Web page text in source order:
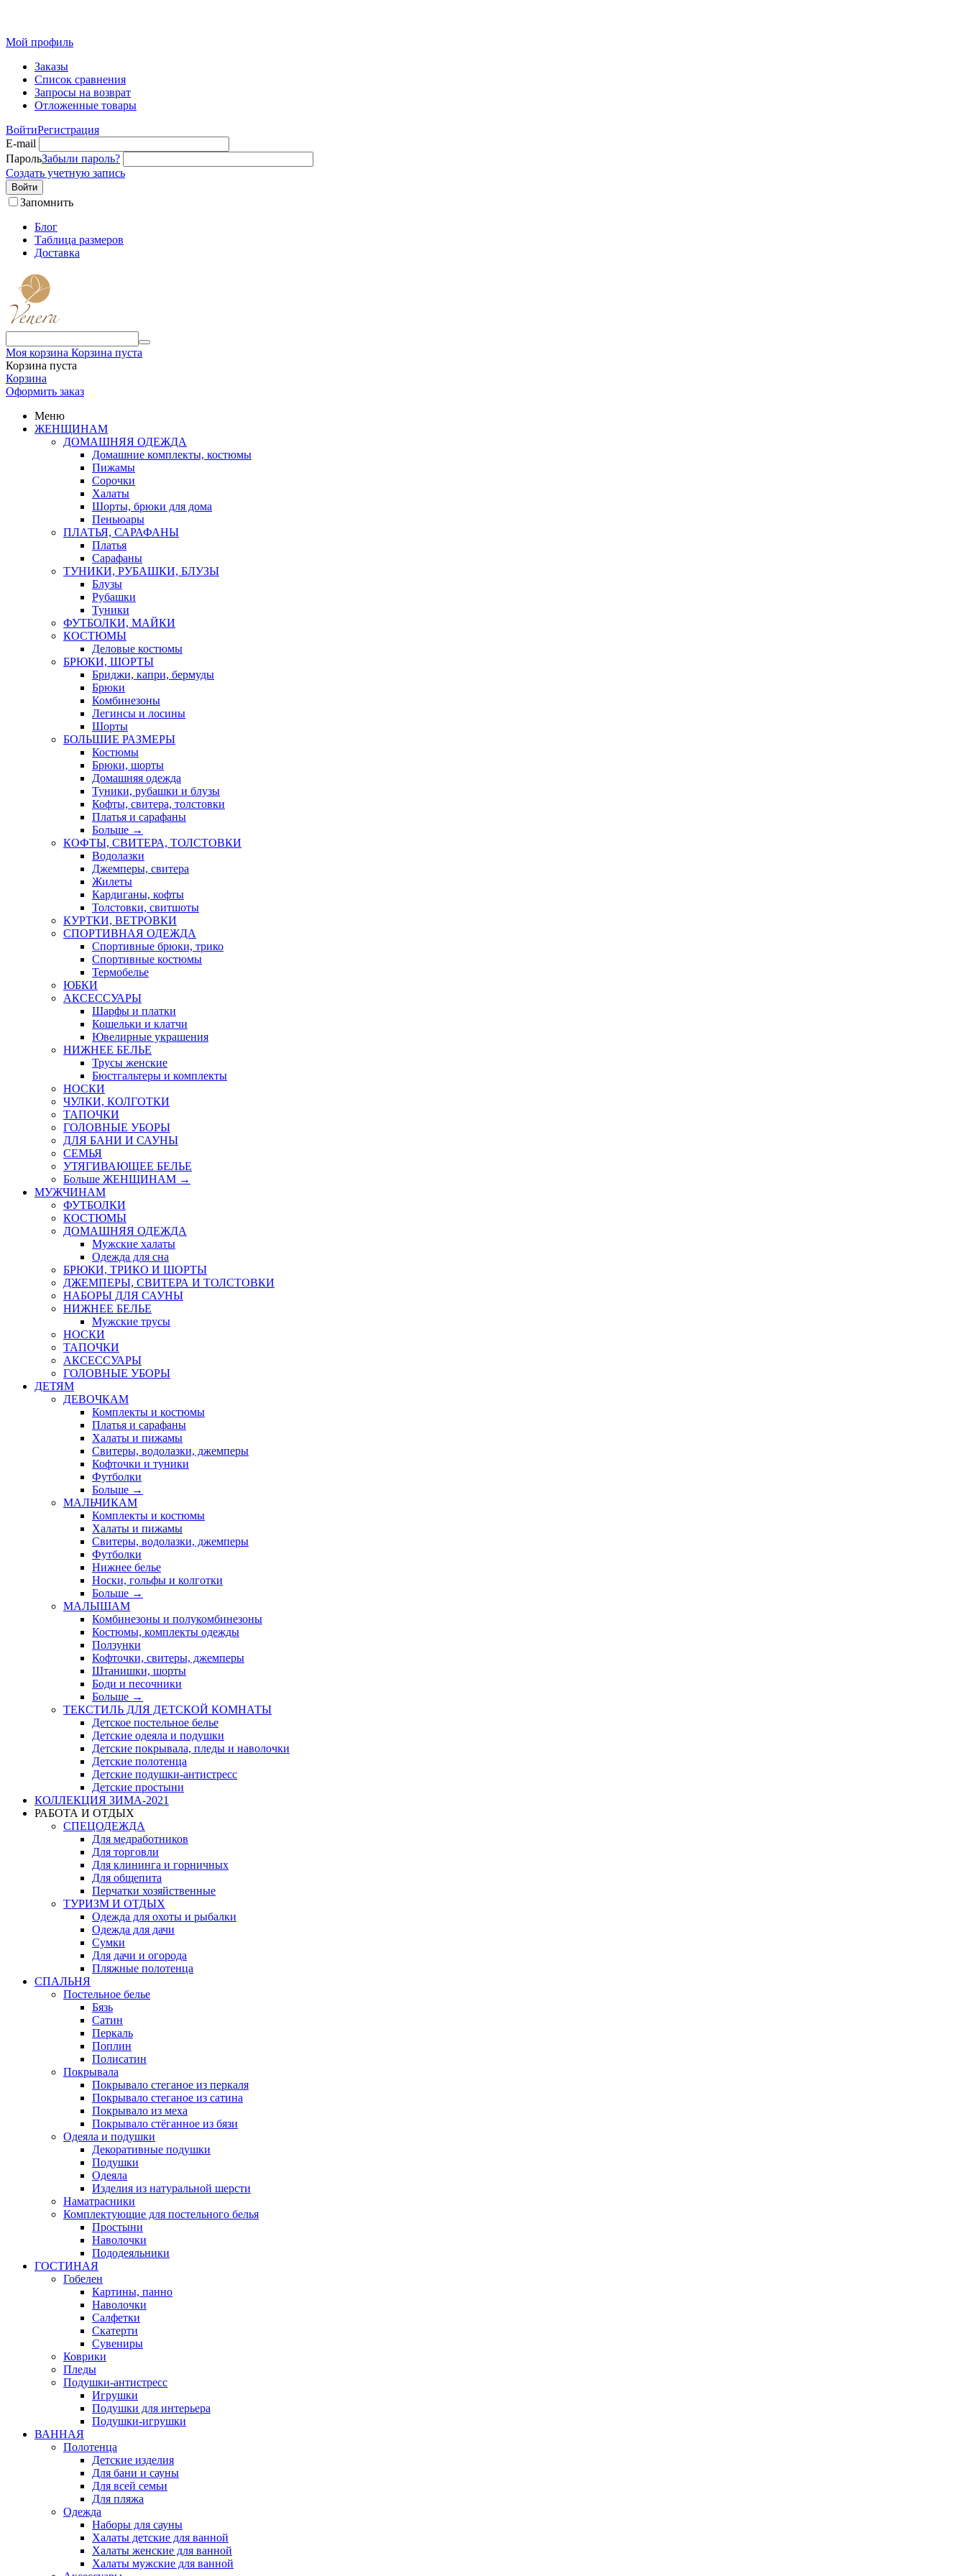
Мой профиль
Заказы
Список сравнения
Запросы на возврат
Отложенные товары
ВойтиРегистрация
E-mail
ПарольЗабыли пароль?
Создать учетную запись
Войти
Запомнить
Блог
Таблица размеров
Доставка
Моя корзина Корзина пуста
Корзина пуста
Корзина
Оформить заказ
Меню
ЖЕНЩИНАМ
ДОМАШНЯЯ ОДЕЖДА
Домашние комплекты, костюмы
Пижамы
Сорочки
Халаты
Шорты, брюки для дома
Пеньюары
ПЛАТЬЯ, САРАФАНЫ
Платья
Сарафаны
ТУНИКИ, РУБАШКИ, БЛУЗЫ
Блузы
Рубашки
Туники
ФУТБОЛКИ, МАЙКИ
КОСТЮМЫ
Деловые костюмы
БРЮКИ, ШОРТЫ
Бриджи, капри, бермуды
Брюки
Комбинезоны
Легинсы и лосины
Шорты
БОЛЬШИЕ РАЗМЕРЫ
Костюмы
Брюки, шорты
Домашняя одежда
Туники, рубашки и блузы
Кофты, свитера, толстовки
Платья и сарафаны
Больше →
КОФТЫ, СВИТЕРА, ТОЛСТОВКИ
Водолазки
Джемперы, свитера
Жилеты
Кардиганы, кофты
Толстовки, свитшоты
КУРТКИ, ВЕТРОВКИ
СПОРТИВНАЯ ОДЕЖДА
Спортивные брюки, трико
Спортивные костюмы
Термобелье
ЮБКИ
AКСЕССУАРЫ
Шарфы и платки
Кошельки и клатчи
Ювелирные украшения
НИЖНЕЕ БЕЛЬЕ
Трусы женские
Бюстгальтеры и комплекты
НОСКИ
ЧУЛКИ, КОЛГОТКИ
ТАПОЧКИ
ГОЛОВНЫЕ УБОРЫ
ДЛЯ БАНИ И САУНЫ
СЕМЬЯ
УТЯГИВАЮЩЕЕ БЕЛЬЕ
Больше ЖЕНЩИНАМ →
МУЖЧИНАМ
ФУТБОЛКИ
КОСТЮМЫ
ДОМАШНЯЯ ОДЕЖДА
Мужские халаты
Одежда для сна
БРЮКИ, ТРИКО И ШОРТЫ
ДЖЕМПЕРЫ, СВИТЕРА И ТОЛСТОВКИ
НАБОРЫ ДЛЯ САУНЫ
НИЖНЕЕ БЕЛЬЕ
Мужские трусы
НОСКИ
ТАПОЧКИ
АКСЕССУАРЫ
ГОЛОВНЫЕ УБОРЫ
ДЕТЯМ
ДЕВОЧКАМ
Комплекты и костюмы
Платья и сарафаны
Халаты и пижамы
Свитеры, водолазки, джемперы
Кофточки и туники
Футболки
Больше →
МАЛЬЧИКАМ
Комплекты и костюмы
Халаты и пижамы
Свитеры, водолазки, джемперы
Футболки
Нижнее белье
Носки, гольфы и колготки
Больше →
МАЛЫШАМ
Комбинезоны и полукомбинезоны
Костюмы, комплекты одежды
Ползунки
Кофточки, свитеры, джемперы
Штанишки, шорты
Боди и песочники
Больше →
ТЕКСТИЛЬ ДЛЯ ДЕТСКОЙ КОМНАТЫ
Детское постельное белье
Детские одеяла и подушки
Детские покрывала, пледы и наволочки
Детские полотенца
Детские подушки-антистресс
Детские простыни
КОЛЛЕКЦИЯ ЗИМА-2021
РАБОТА И ОТДЫХ
СПЕЦОДЕЖДА
Для медработников
Для торговли
Для клининга и горничных
Для общепита
Перчатки хозяйственные
ТУРИЗМ И ОТДЫХ
Одежда для охоты и рыбалки
Одежда для дачи
Сумки
Для дачи и огорода
Пляжные полотенца
СПАЛЬНЯ
Постельное белье
Бязь
Сатин
Перкаль
Поплин
Полисатин
Покрывала
Покрывало стеганое из перкаля
Покрывало стеганое из сатина
Покрывало из меха
Покрывало стёганное из бязи
Одеяла и подушки
Декоративные подушки
Подушки
Одеяла
Изделия из натуральной шерсти
Наматраcники
Комплектующие для постельного белья
Простыни
Наволочки
Пододеяльники
ГОСТИНАЯ
Гобелен
Картины, панно
Наволочки
Салфетки
Скатерти
Сувениры
Коврики
Пледы
Подушки-антистресс
Игрушки
Подушки для интерьера
Подушки-игрушки
ВАННАЯ
Полотенца
Детские изделия
Для бани и сауны
Для всей семьи
Для пляжа
Одежда
Наборы для сауны
Халаты детские для ванной
Халаты женские для ванной
Халаты мужские для ванной